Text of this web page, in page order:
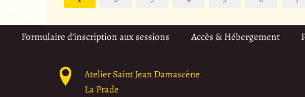
Formulaire d’inscription aux sessions Accès & Hébergement
Atelier Saint Jean Damascène
La Prade